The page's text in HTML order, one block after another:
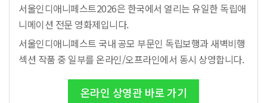
서울인디애니페스트2026은 한국에서 열리는 유일한 독립애
니메이션 전문 영화제입니다.
서울인디애니페스트 국내 공모 부문인 독립보행과 새벽비행
섹션 작품 중 일부를 온라인/오프라인에서 동시 상영합니다.
온라인 상영관 바로 가기